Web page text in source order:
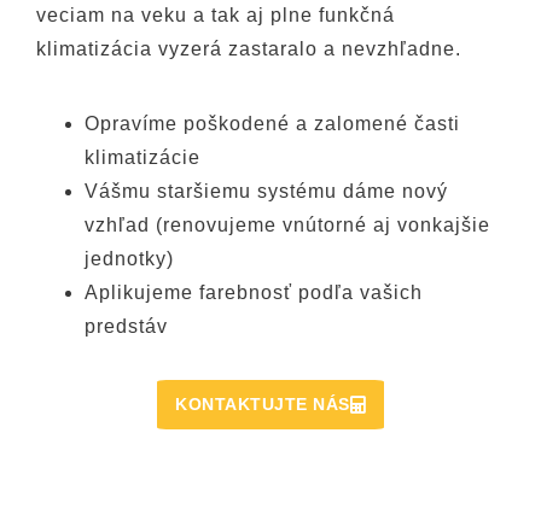
veciam na veku a tak aj plne funkčná
klimatizácia vyzerá zastaralo a nevzhľadne.
Opravíme poškodené a zalomené časti
klimatizácie
Vášmu staršiemu systému dáme nový
vzhľad (renovujeme vnútorné aj vonkajšie
jednotky)
Aplikujeme farebnosť podľa vašich
predstáv
KONTAKTUJTE NÁS